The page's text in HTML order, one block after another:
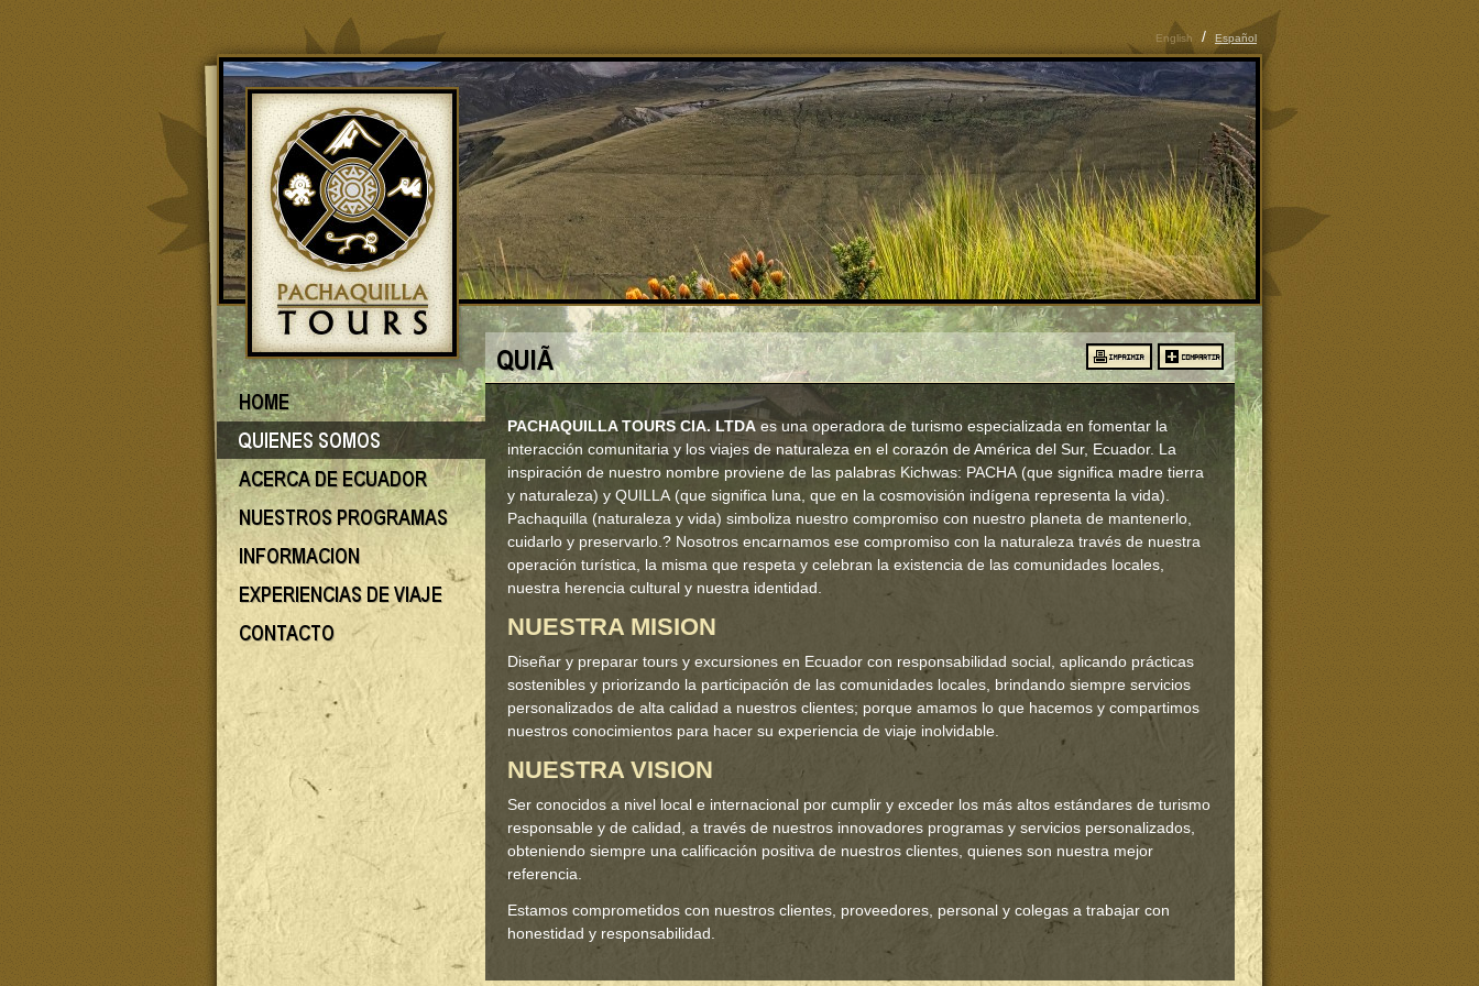
English / Español
PACHAQUILLA TOURS CIA. LTDA es una operadora de turismo especializada en fomentar la
interacción comunitaria y los viajes de naturaleza en el corazón de América del Sur, Ecuador. La
inspiración de nuestro nombre proviene de las palabras Kichwas: PACHA (que significa madre tierra
y naturaleza) y QUILLA (que significa luna, que en la cosmovisión indígena representa la vida).
Pachaquilla (naturaleza y vida) simboliza nuestro compromiso con nuestro planeta de mantenerlo,
cuidarlo y preservarlo.? Nosotros encarnamos ese compromiso con la naturaleza través de nuestra
operación turística, la misma que respeta y celebran la existencia de las comunidades locales,
nuestra herencia cultural y nuestra identidad.
NUESTRA MISION
Diseñar y preparar tours y excursiones en Ecuador con responsabilidad social, aplicando prácticas
sostenibles y priorizando la participación de las comunidades locales, brindando siempre servicios
personalizados de alta calidad a nuestros clientes; porque amamos lo que hacemos y compartimos
nuestros conocimientos para hacer su experiencia de viaje inolvidable.
NUESTRA VISION
Ser conocidos a nivel local e internacional por cumplir y exceder los más altos estándares de turismo
responsable y de calidad, a través de nuestros innovadores programas y servicios personalizados,
obteniendo siempre una calificación positiva de nuestros clientes, quienes son nuestra mejor
referencia.
Estamos comprometidos con nuestros clientes, proveedores, personal y colegas a trabajar con
honestidad y responsabilidad.